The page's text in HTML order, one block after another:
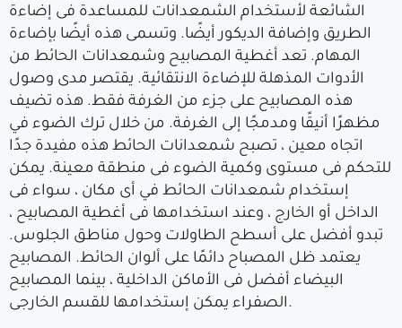
الشائعة لأستخدام الشمعدانات للمساعدة فى إضاءة
الطريق وإضافة الديكور أيضًا. وتسمى هذه أيضًا بإضاءة
المهام. تعد أغطية المصابيح وشمعدانات الحائط من
الأدوات المذهلة للإضاءة الانتقائية. يقتصر مدى وصول
هذه المصابيح على جزء من الغرفة فقط. هذه تضيف
مظهرًا أنيقًا ومدمجًا إلى الغرفة. من خلال ترك الضوء في
اتجاه معين ، تصبح شمعدانات الحائط هذه مفيدة جدًا
للتحكم فى مستوى وكمية الضوء فى منطقة معينة. يمكن
إستخدام شمعدانات الحائط في أى مكان ، سواء فى
الداخل أو الخارج ، وعند استخدامها فى أغطية المصابيح ،
تبدو أفضل على أسطح الطاولات وحول مناطق الجلوس.
يعتمد ظل المصباح دائمًا على ألوان الحائط. المصابيح
البيضاء أفضل فى الأماكن الداخلية ، بينما المصابيح
الصفراء يمكن إستخدامها للقسم الخارجى.